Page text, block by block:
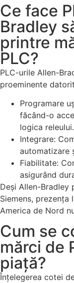
Ce face
Bradley
printre
PLC?
PLC-urile Allen-
proeminente
Programare
făcând-o
logica releului.
Integrare:
automatizare
Fiabilitate:
asigurând
Deși Allen-Bradley
Siemens,
America de Nord
Cum se
mărci de
piață?
Înțelegerea cotei